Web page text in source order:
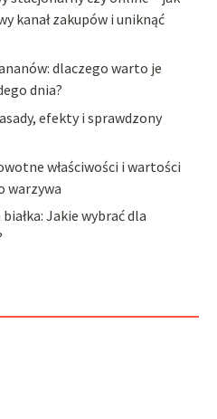
kanał zakupów i uniknąć
dlaczego warto je
dnia?
efekty i sprawdzony
właściwości i wartości
warzywa
Jakie wybrać dla